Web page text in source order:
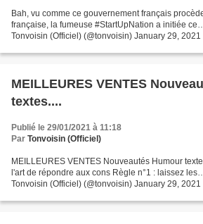
Bah, vu comme ce gouvernement français
française, la fumeuse #StartUpNation a initiée
Tonvoisin (Officiel) (@tonvoisin) January 29, 2021
MEILLEURES VENTES
textes....
Publié le 29/01/2021 à 11:18
Par Tonvoisin (Officiel)
MEILLEURES VENTES Nouveautés Humour
l'art de répondre aux cons Règle n°1 : laissez
Tonvoisin (Officiel) (@tonvoisin) January 29, 2021